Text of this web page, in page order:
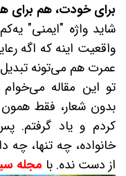
برای خودت، هم برای
شاید واژه "ایمنی"
واقعیت اینه که اگه
عمرت هم می‌تونه
تو این مقاله می‌خوام
بدون شعار، فقط
کردم و یاد گرفتم.
خانواده، چه تنها،
از دست نده. با مجله